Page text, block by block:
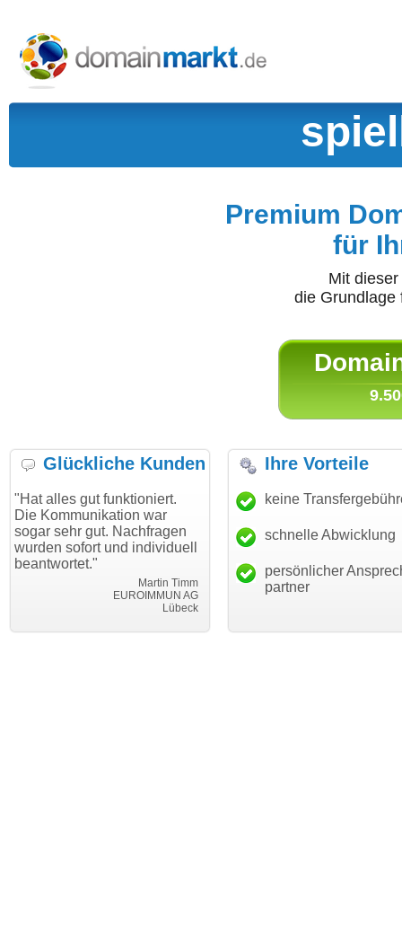
Premium
für
Mit
die
Glückliche Kunden
gut funktioniert.
war
gut. Nachfragen
und individuell
EUROIMMUN AG
"Danke für den schnellen
Transfer und guten Service!"
Thomas Schäfer
i can eckert communication GmbH
"Ich bin
haben.
mein
Ihre Vorteile
keine
schnelle Abwicklung
persönlicher
partner